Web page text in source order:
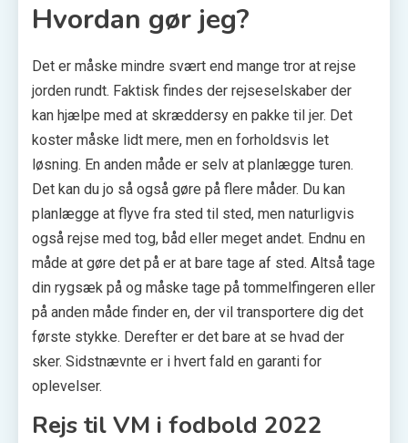
Hvordan gør jeg?
Det er måske mindre svært end mange tror at rejse
jorden rundt. Faktisk findes der rejseselskaber der
kan hjælpe med at skræddersy en pakke til jer. Det
koster måske lidt mere, men en forholdsvis let
løsning. En anden måde er selv at planlægge turen.
Det kan du jo så også gøre på flere måder. Du kan
planlægge at flyve fra sted til sted, men naturligvis
også rejse med tog, båd eller meget andet. Endnu en
måde at gøre det på er at bare tage af sted. Altså tage
din rygsæk på og måske tage på tommelfingeren eller
på anden måde finder en, der vil transportere dig det
første stykke. Derefter er det bare at se hvad der
sker. Sidstnævnte er i hvert fald en garanti for
oplevelser.
Rejs til VM i fodbold 2022